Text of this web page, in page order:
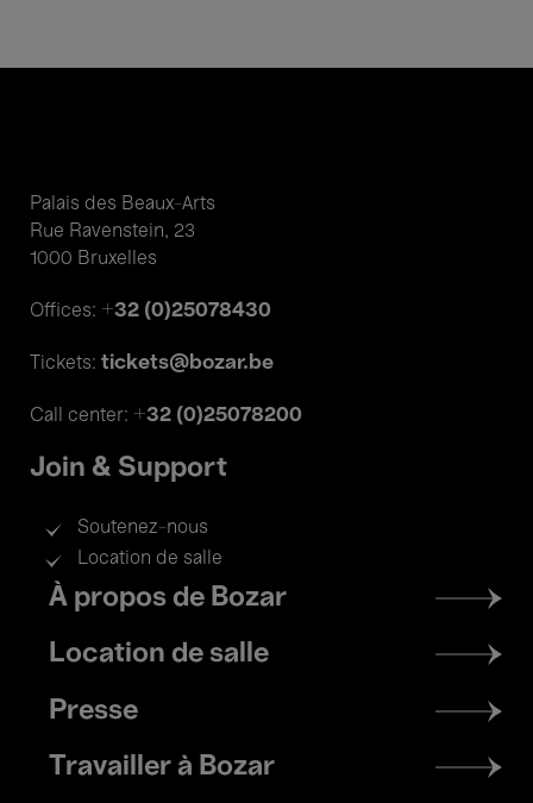
Palais des Beaux-Arts
Rue Ravenstein, 23
1000 Bruxelles
Offices: +32 (0)25078430
Tickets: tickets@bozar.be
Call center: +32 (0)25078200
Join & Support
Soutenez-nous
Location de salle
Footer
menu
À propos de Bozar
Location de salle
Presse
Travailler à Bozar